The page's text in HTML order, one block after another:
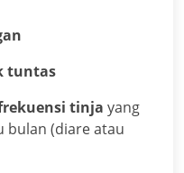
tuntas
tinja yang
bulan (diare atau